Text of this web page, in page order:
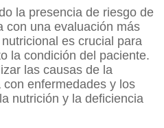
la presencia de riesgo de
con una evaluación más
es crucial para
la condición del paciente.
las causas de la
enfermedades y los
nutrición y la deficiencia